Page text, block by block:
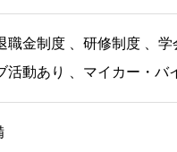
職金制度 、研修制度 、
活動あり 、マイカー・バ